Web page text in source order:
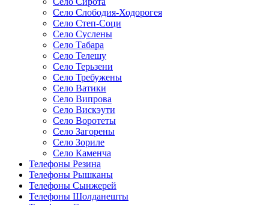
Село Слободия-Ходорогея
Село Степ-Соци
Село Суслены
Село Табара
Село Телешу
Село Терьзени
Село Требужены
Село Ватики
Село Випрова
Село Вискэути
Село Воротеты
Село Загорены
Село Зориле
Село Каменча
Телефоны Резина
Телефоны Рышканы
Телефоны Сынжерей
Телефоны Шолданешты